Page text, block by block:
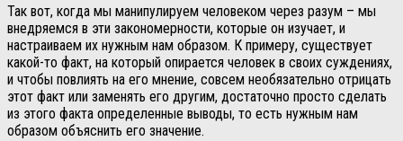
Так вот, когда мы манипулируем человеком через разум – мы
внедряемся в эти закономерности, которые он изучает, и
настраиваем их нужным нам образом. К примеру, существует
какой-то факт, на который опирается человек в своих суждениях,
и чтобы повлиять на его мнение, совсем необязательно отрицать
этот факт или заменять его другим, достаточно просто сделать
из этого факта определенные выводы, то есть нужным нам
образом объяснить его значение.